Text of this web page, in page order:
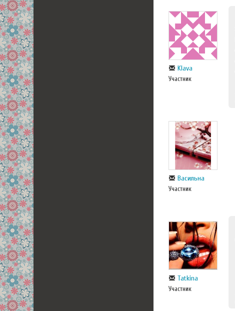
Klava
Участник
Васильна
Участник
Tatkina
Участник